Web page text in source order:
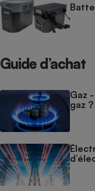
Guide d’achat
Gaz
gaz ?